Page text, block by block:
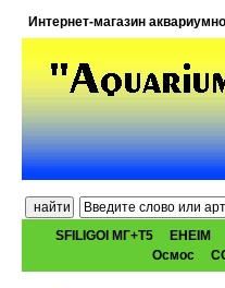
Интернет-магазин
SFILIGOI МГ+Т5 EHEIM
Осмос